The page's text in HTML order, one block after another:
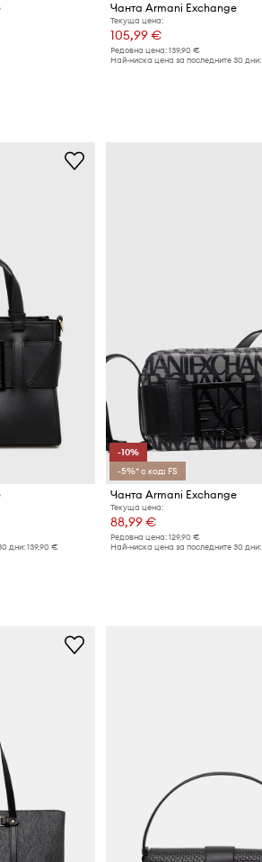
Чанта Armani Exchange
Текуща цена:
105,99 €
Редовна цена: 139,90 €
Най-ниска цена за последните 30 дни:
дни: 139,90 €
-10%
-5%* с код: FS
Чанта Armani Exchange
Текуща цена:
88,99 €
Редовна цена: 129,90 €
Най-ниска цена за последните 30 дни: